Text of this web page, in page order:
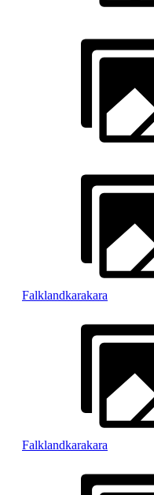
Falklandkarakara
Falklandkarakara